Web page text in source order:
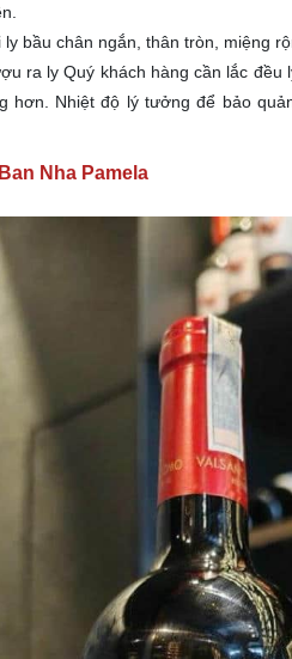
bầu chân ngắn, thân tròn, miệng
ra ly Quý khách hàng cần lắc
hơn. Nhiệt độ lý tưởng để bảo
Nha Pamela